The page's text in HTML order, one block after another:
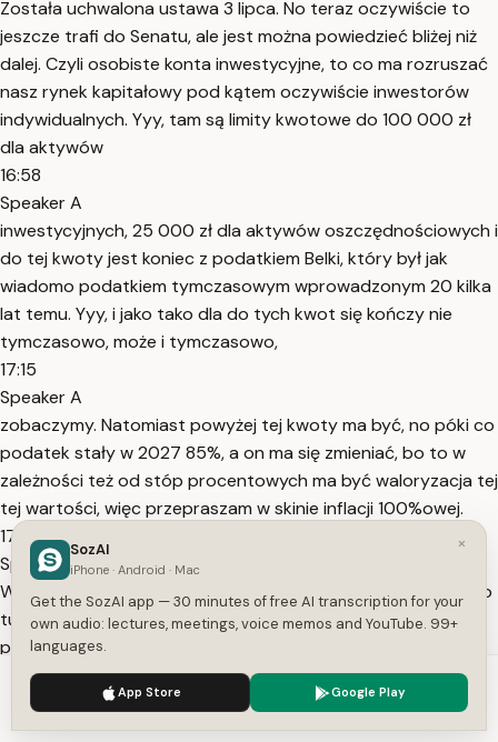
Została uchwalona ustawa 3 lipca. No teraz oczywiście to
jeszcze trafi do Senatu, ale jest można powiedzieć bliżej niż
dalej. Czyli osobiste konta inwestycyjne, to co ma rozruszać
nasz rynek kapitałowy pod kątem oczywiście inwestorów
indywidualnych. Yyy, tam są limity kwotowe do 100 000 zł
dla aktywów
16:58
Speaker A
inwestycyjnych, 25 000 zł dla aktywów oszczędnościowych i
do tej kwoty jest koniec z podatkiem Belki, który był jak
wiadomo podatkiem tymczasowym wprowadzonym 20 kilka
lat temu. Yyy, i jako tako dla do tych kwot się kończy nie
tymczasowo, może i tymczasowo,
17:15
Speaker A
zobaczymy. Natomiast powyżej tej kwoty ma być, no póki co
podatek stały w 2027 85%, a on ma się zmieniać, bo to w
zależności też od stóp procentowych ma być waloryzacja tej
tej wartości, więc przepraszam w skinie inflacji 100%owej.
17:40
Speaker A
Więc no dość ciekawe rozwiązanie. Mimo wszystko wiadomo
tutaj są braki, no bo nie może brakuje tego, że ten limit
powinien być na przykład tak jak można się rozliczać
podatkowo będąc małżeństwem. Może tutaj też powinien
być wspólny ten limit, może
17:57
We use cookies to enhance your experience.
×
SozAI
iPhone · Android · Mac
Get the SozAI app — 30 minutes of free AI transcription for your
own audio: lectures, meetings, voice memos and YouTube. 99+
languages.
App Store Google Play